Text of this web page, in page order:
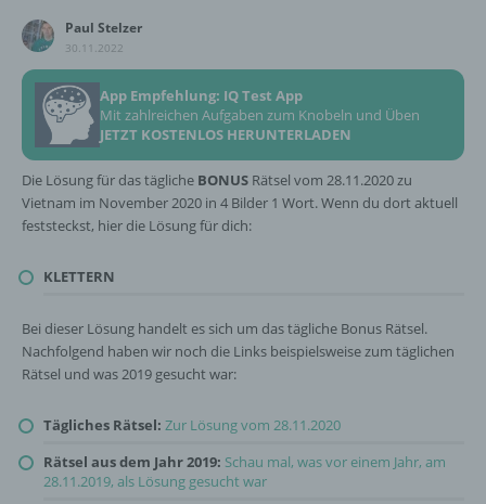
Paul Stelzer
30.11.2022
App Empfehlung: IQ Test App
Mit zahlreichen Aufgaben zum Knobeln und Üben
JETZT KOSTENLOS HERUNTERLADEN
Die Lösung für das tägliche BONUS Rätsel vom 28.11.2020 zu
Vietnam im November 2020 in 4 Bilder 1 Wort. Wenn du dort aktuell
feststeckst, hier die Lösung für dich:
KLETTERN
Bei dieser Lösung handelt es sich um das tägliche Bonus Rätsel.
Nachfolgend haben wir noch die Links beispielsweise zum täglichen
Rätsel und was 2019 gesucht war:
Tägliches Rätsel: Zur Lösung vom 28.11.2020
Rätsel aus dem Jahr 2019: Schau mal, was vor einem Jahr, am
28.11.2019, als Lösung gesucht war